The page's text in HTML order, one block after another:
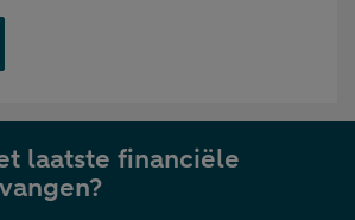
laatste financiële